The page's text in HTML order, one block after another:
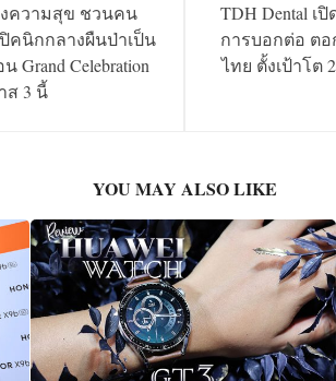
TDH Dental เ
การบอกต่อ ตอ
ไทย ตั้งเป้าโต
ความสุข ชวนคน
คนิกกลางผืนป่าเป็น
Grand Celebration
ส 3 นี้
YOU MAY ALSO LIKE